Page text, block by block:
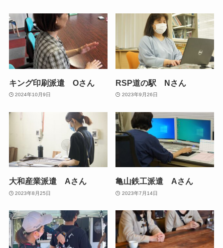
キング印刷派遣 Oさん
2024年10月9日
RSP道の駅 Nさん
2023年9月26日
大和産業派遣 Aさん
2023年8月25日
亀山鉄工派遣 Aさん
2023年7月14日